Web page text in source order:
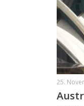
25.